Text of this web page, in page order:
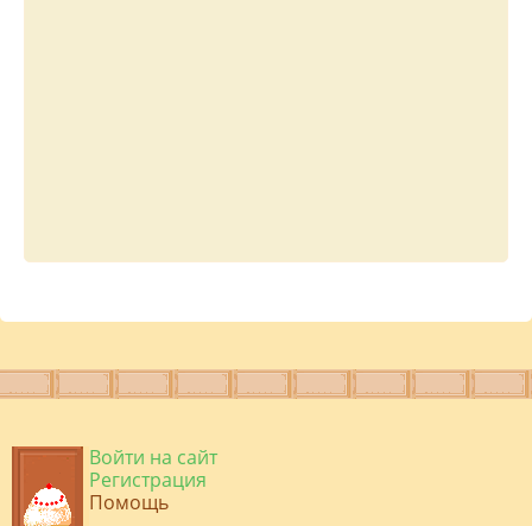
Войти на сайт
Регистрация
Помощь